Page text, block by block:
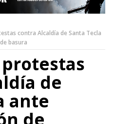
contra Alcaldía de Santa Tecla
basura
de
ante
de